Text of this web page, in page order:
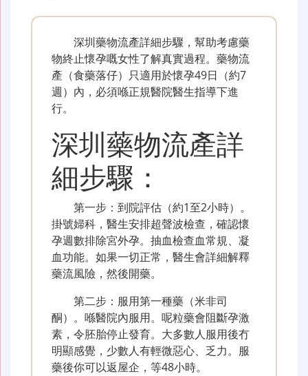
深圳藥物流產詳細步驟，幫助考慮藥
物終止懷孕嘅女性了解真實過程。藥物流
產（食藥落仔）只適用於懷孕49日（約7
週）內，必須喺正規醫院醫生指導下進
行。
深圳藥物流產詳
細步驟：
第一步：到院評估（約1至2小時）。
掛號婦科，醫生安排超聲波檢查，確認懷
孕週數排除宮外孕。抽血檢查血常規、凝
血功能。如果一切正常，醫生會詳細解釋
藥流風險，然後開藥。
第二步：服用第一種藥（米非司
酮）。喺醫院內服用。呢粒藥會阻斷孕激
素，令胚胎停止發育。大多數人服用後冇
明顯感覺，少數人有輕微惡心、乏力。服
藥後你可以返屋企，等48小時。